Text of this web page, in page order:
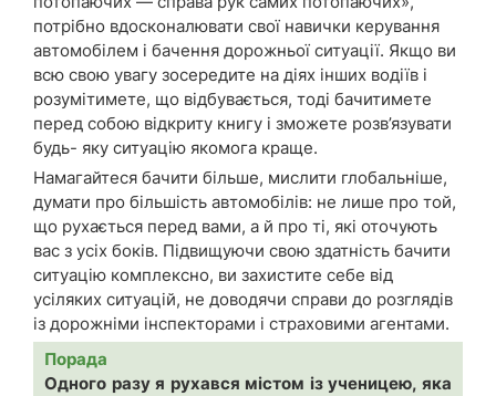
потрібно вдосконалювати свої навички керування
автомобілем і бачення дорожньої ситуації. Якщо ви
всю свою увагу зосередите на діях інших водіїв і
розумітимете, що відбувається, тоді бачитимете
перед собою відкриту книгу і зможете розв’язувати
будь- яку ситуацію якомога краще.
Намагайтеся бачити більше, мислити глобальніше,
думати про більшість автомобілів: не лише про той,
що рухається перед вами, а й про ті, які оточують
вас з усіх боків. Підвищуючи свою здатність бачити
ситуацію комплексно, ви захистите себе від
усіляких ситуацій, не доводячи справи до розглядів
із дорожніми інспекторами і страховими агентами.
Порада
Одного разу я рухався містом із ученицею, яка